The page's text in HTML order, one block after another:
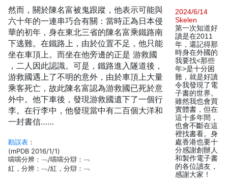
然而，關於陳名富被鬼跟蹤，他表示可能與
六十年的一連串巧合有關：當時正為日本侵
華的初年，身在東北三省的陳名富乘鐵路南
下逃難。在鐵路上，由於位置不足，他只能
坐在車頂上。而坐在他旁邊的正是 游救國
，二人因此認識。可是，鐵路進入隧道後，
游救國遇上了不明的意外，由於車頂上大量
乘客死亡，故此陳名富認為游救國已死於意
外中。他下車後，發現游救國遺下了一個行
李。在行李中，他發現當中有二百個大洋和
一封書信……
勘誤表 ：
(mPDB 2016/1/1)
嚅嚅分辨：﹁/嚅嚅分辯：﹁
紅，分辨：﹁/紅，分辯：﹁
2024/6/14
Skelen
第一次知道好
讀是在2011
年，還記得那
時身在外國的
我要找<那些
年>是十分困
難，就是好讀
令我發現了電
子書的世界。
雖然我也會買
實體書，但在
這十多年間，
也會不斷在這
裡找書看。身
處香港也要十
分感謝創辦人
和製作電子書
的各位讀友，
感謝大家！